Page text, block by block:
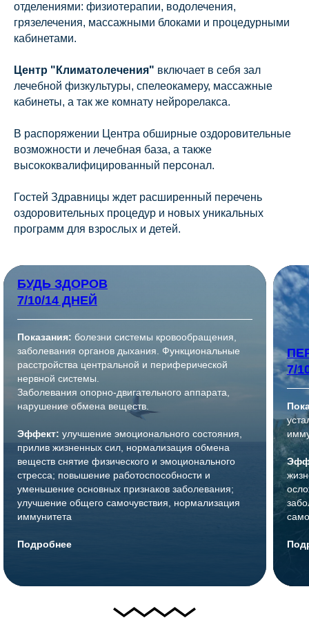
отделениями: физиотерапии, водолечения,
грязелечения, массажными блоками и процедурными
кабинетами.
Центр "Климатолечения" включает в себя зал
лечебной физкультуры, спелеокамеру, массажные
кабинеты, а так же комнату нейрорелакса.
В распоряжении Центра обширные оздоровительные
возможности и лечебная база, а также
высококвалифицированный персонал.
Гостей Здравницы ждет расширенный перечень
оздоровительных процедур и новых уникальных
программ для взрослых и детей.
БУДЬ ЗДОРОВ
7/10/14 ДНЕЙ
Показания: болезни системы кровообращения,
заболевания органов дыхания. Функциональные
расстройства центральной и периферической
нервной системы.
Заболевания опорно-двигательного аппарата,
нарушение обмена веществ.
Эффект: улучшение эмоционального состояния,
прилив жизненных сил, нормализация обмена
веществ снятие физического и эмоционального
стресса; повышение работоспособности и
уменьшение основных признаков заболевания;
улучшение общего самочувствия, нормализация
иммунитета
Подробнее
7/